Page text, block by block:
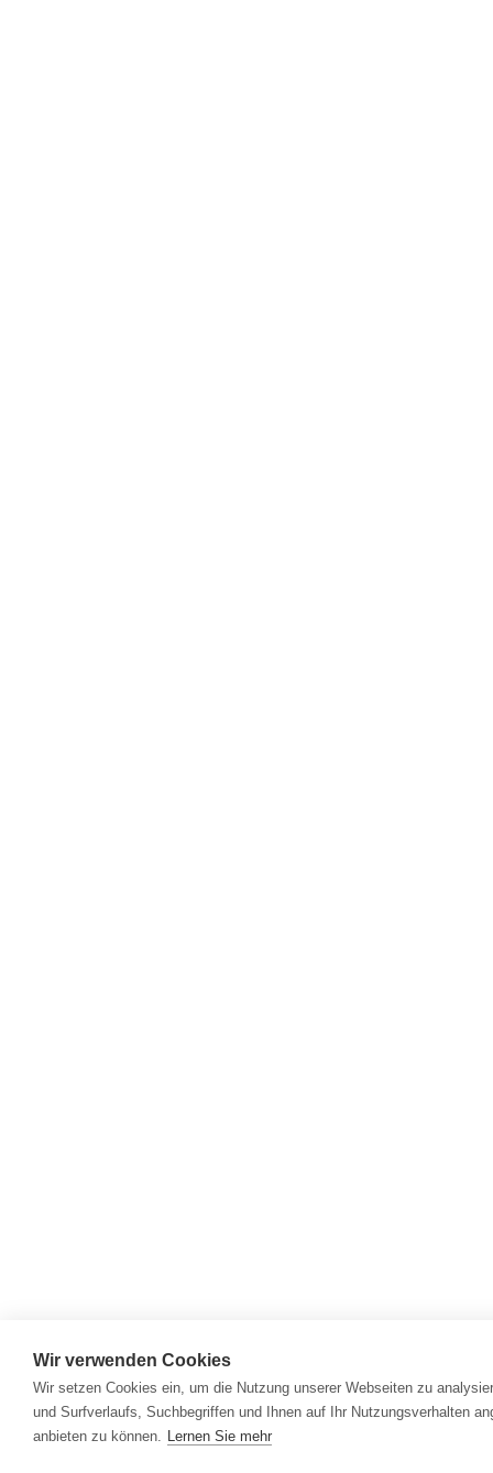
Wir verwenden Cookies
Wir setzen Cookies ein, um die Nutzung unserer Webseiten zu
und Surfverlaufs, Suchbegriffen und Ihnen auf Ihr Nutzungsverhalten
anbieten zu können. Lernen Sie mehr